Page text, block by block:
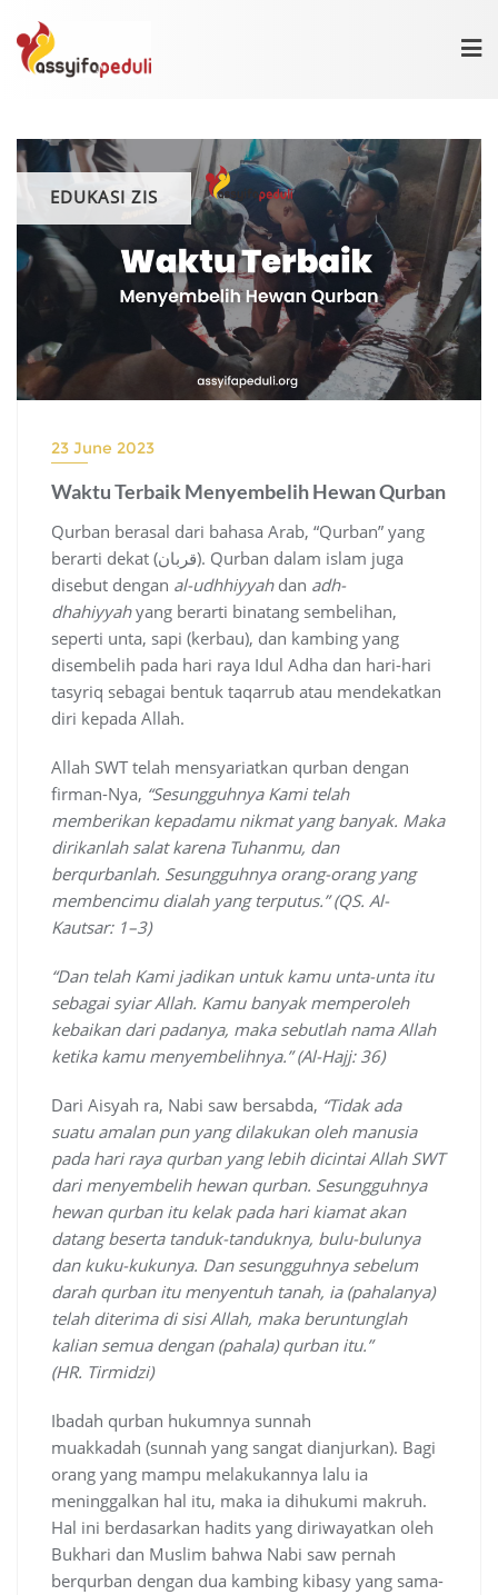
content
EDUKASI ZIS
23 June 2023
Waktu Terbaik Menyembelih Hewan Qurban
Qurban berasal dari bahasa Arab, “Qurban” yang
berarti dekat (قربان). Qurban dalam islam juga
disebut dengan al-udhhiyyahdan adh-
dhahiyyahyang berarti binatang sembelihan,
seperti unta, sapi (kerbau), dan kambing yang
disembelih pada hari raya Idul Adha dan hari-hari
tasyriq sebagai bentuk taqarrub atau mendekatkan
diri kepada Allah.
Allah SWT telah mensyariatkan qurban dengan
firman-Nya, “Sesungguhnya Kami telah
memberikan kepadamu nikmat yang banyak. Maka
dirikanlah salat karena Tuhanmu, dan
berqurbanlah. Sesungguhnya orang-orang yang
membencimu dialah yang terputus.” (QS. Al-
Kautsar: 1–3)
“Dan telah Kami jadikan untuk kamu unta-unta itu
sebagai syiar Allah. Kamu banyak memperoleh
kebaikan dari padanya, maka sebutlah nama Allah
ketika kamu menyembelihnya.” (Al-Hajj: 36)
Dari Aisyah ra, Nabi saw bersabda, “Tidak ada
suatu amalan pun yang dilakukan oleh manusia
pada hari raya qurban yang lebih dicintai Allah SWT
dari menyembelih hewan qurban. Sesungguhnya
hewanqurban itu kelak pada hari kiamat akan
datang beserta tanduk-tanduknya, bulu-bulunya
dan kuku-kukunya. Dan sesungguhnya sebelum
darah qurban itu menyentuh tanah, ia (pahalanya)
telah diterima di sisi Allah, maka beruntunglah
kalian semua dengan (pahala)qurban itu.”
(HR. Tirmidzi)
Ibadah qurban hukumnya sunnah
muakkadah (sunnah yang sangat dianjurkan). Bagi
orang yang mampu melakukannya lalu ia
meninggalkan hal itu, maka ia dihukumi makruh.
Hal ini berdasarkan hadits yang diriwayatkan oleh
Bukhari dan Muslim bahwa Nabi saw pernah
berqurban dengan dua kambing kibasy yang sama-